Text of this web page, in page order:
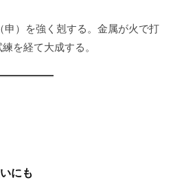
申）を強く剋する。金属が火で打
を経て大成する。
にも